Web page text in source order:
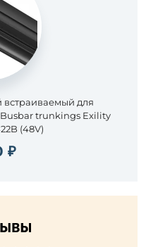
для
trunkings Exility
(48V)
₽